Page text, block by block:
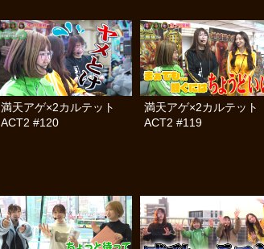
満天アゲ×2カルテット
ACT2 #120
満天アゲ×2カルテット
ACT2 #119